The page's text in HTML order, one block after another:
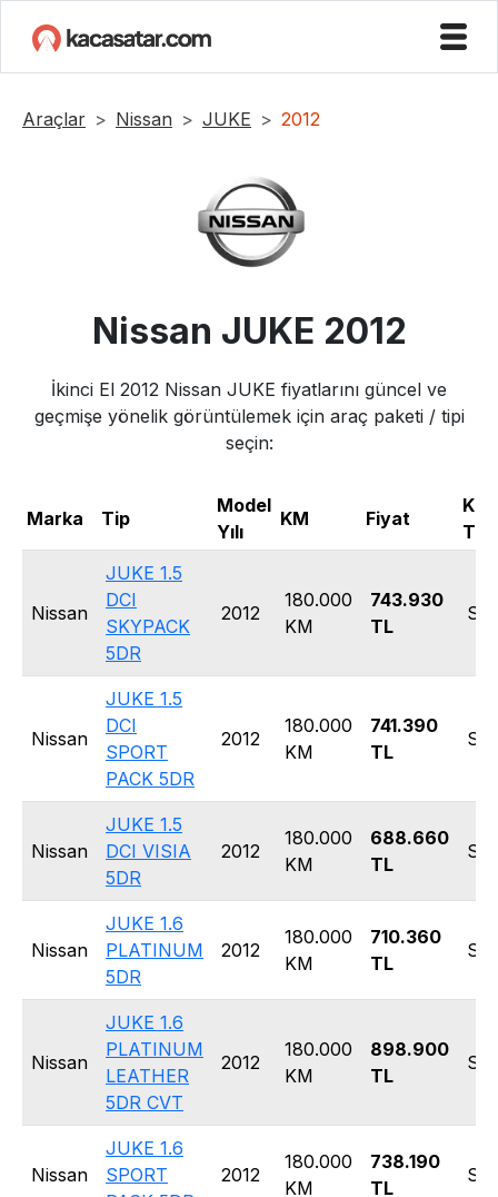
Araçlar Nissan JUKE 2012
Nissan JUKE 2012
İkinci El 2012 Nissan JUKE fiyatlarını güncel ve
geçmişe yönelik görüntülemek için araç paketi / tipi
seçin:
Marka Tip
Model
Yılı
KM Fiyat
Tipi
Nissan
JUKE 1.5
DCI
SKYPACK
5DR
2012
180.000
KM
743.930
TL
Nissan
JUKE 1.5
DCI
SPORT
PACK 5DR
2012
180.000
KM
741.390
TL
Nissan
JUKE 1.5
DCI VISIA
5DR
2012
180.000
KM
688.660
TL
Nissan
JUKE 1.6
PLATINUM
5DR
2012
180.000
KM
710.360
TL
Nissan
JUKE 1.6
PLATINUM
LEATHER
5DR CVT
2012
180.000
KM
898.900
TL
Nissan
JUKE 1.6
SPORT
2012
180.000
KM
738.190
TL